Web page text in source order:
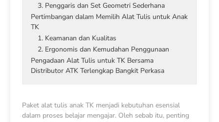
3. Penggaris dan Set Geometri Sederhana
Pertimbangan dalam Memilih Alat Tulis untuk Anak
TK
1. Keamanan dan Kualitas
2. Ergonomis dan Kemudahan Penggunaan
Pengadaan Alat Tulis untuk TK Bersama
Distributor ATK Terlengkap Bangkit Perkasa
Paket alat tulis anak TK menjadi kebutuhan esensial
dalam proses belajar mengajar. Oleh sebab itu, penting